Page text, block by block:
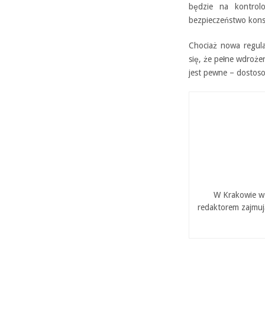
będzie na
bezpieczeństwo
Chociaż nowa
się, że pełne
jest pewne –
W Krakowie
redaktorem